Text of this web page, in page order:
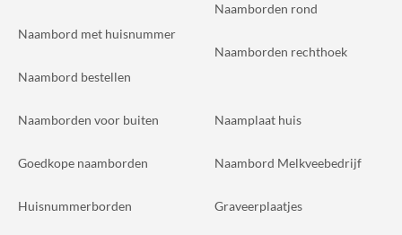
Naambord met huisnummer
Naambord bestellen
Naamborden rond
Naamborden rechthoek
Naamborden voor buiten
Goedkope naamborden
Huisnummerborden
Naamplaat huis
Naambord Melkveebedrijf
Graveerplaatjes